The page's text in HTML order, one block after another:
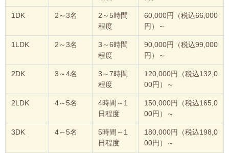
1DK 2～3名
2～5時間
程度
60,000円（税込66,000
円）～
1LDK 2～3名
3～6時間
程度
90,000円（税込99,000
円）～
2DK 3～4名
3～7時間
程度
120,000円（税込132,0
00円）～
2LDK 4～5名
4時間～1
日程度
150,000円（税込165,0
00円）～
3DK 4～5名
5時間～1
日程度
180,000円（税込198,0
00円）～